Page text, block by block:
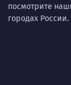
посмотрите
городах России.